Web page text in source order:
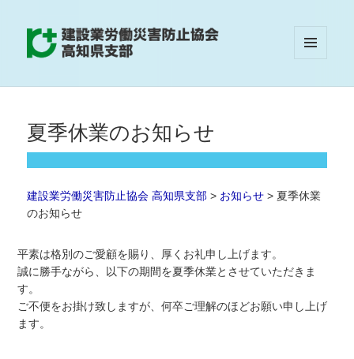
夏季休業のお知らせ
建設業労働災害防止協会 高知県支部 > お知らせ > 夏季休業
のお知らせ
平素は格別のご愛顧を賜り、厚くお礼申し上げます。
誠に勝手ながら、以下の期間を夏季休業とさせていただきま
す。
ご不便をお掛け致しますが、何卒ご理解のほどお願い申し上げ
ます。